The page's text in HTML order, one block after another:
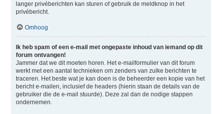
langer privéberichten kan sturen of gebruik de meldknop in het
privébericht.
Omhoog
Ik heb spam of een e-mail met ongepaste inhoud van iemand op dit
forum ontvangen!
Jammer dat we dit moeten horen. Het e-mailformulier van dit forum
werkt met een aantal technieken om zenders van zulke berichten te
traceren. Het beste wat je kan doen is de beheerder een kopie van het
bericht e-mailen, inclusief de headers (hierin staan de details van de
gebruiker die de e-mail stuurde). Deze zal dan de nodige stappen
ondernemen.